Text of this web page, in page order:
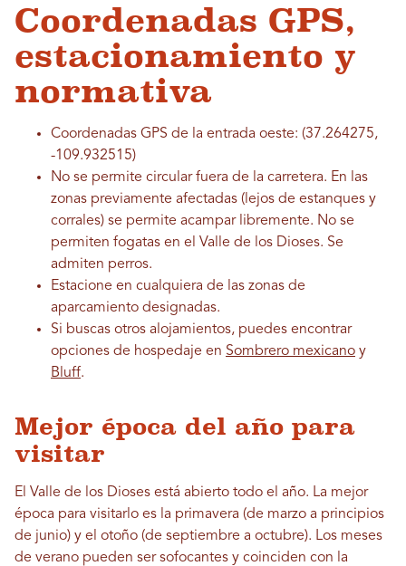
Coordenadas GPS,
estacionamiento y
normativa
Coordenadas GPS de la entrada oeste: (37.264275,
-109.932515)
No se permite circular fuera de la carretera. En las
zonas previamente afectadas (lejos de estanques y
corrales) se permite acampar libremente. No se
permiten fogatas en el Valle de los Dioses. Se
admiten perros.
Estacione en cualquiera de las zonas de
aparcamiento designadas.
Si buscas otros alojamientos, puedes encontrar
opciones de hospedaje en Sombrero mexicano y
Bluff.
Mejor época del año para
visitar
El Valle de los Dioses está abierto todo el año. La mejor
época para visitarlo es la primavera (de marzo a principios
de junio) y el otoño (de septiembre a octubre). Los meses
de verano pueden ser sofocantes y coinciden con la